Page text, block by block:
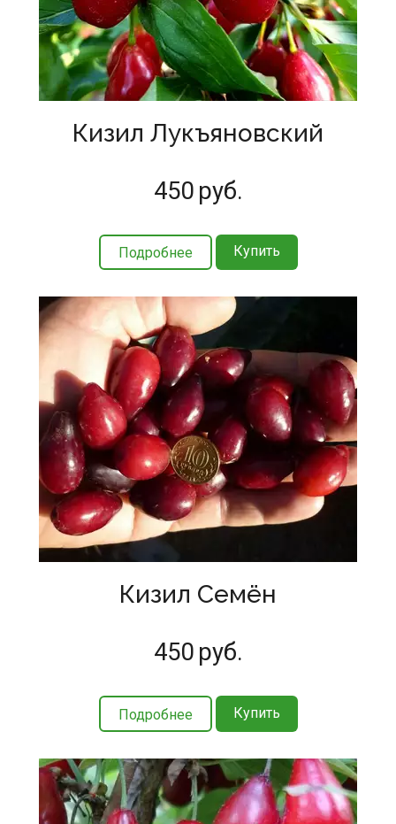
Кизил Лукъяновский
450 руб.
Подробнее Купить
Кизил Семён
450 руб.
Подробнее Купить